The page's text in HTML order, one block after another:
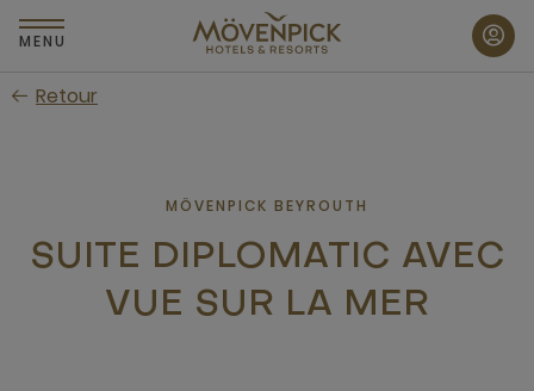
Passer
au
principal
MENU
Retour
MÖVENPICK BEYROUTH
SUITE DIPLOMATIC AVEC
VUE SUR LA MER